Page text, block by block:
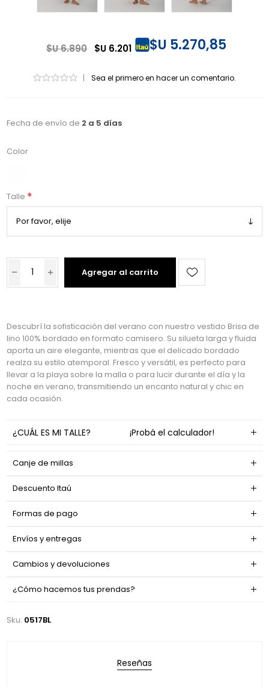
$U 6.890 $U 6.201 $U 5.270,85
| Sea el primero en hacer un comentario.
Fecha de envío de 2 a 5 días
Color
Talle *
Agregar al carrito
Descubrí la sofisticación del verano con nuestro vestido Brisa de
lino 100% bordado en formato camisero. Su silueta larga y fluida
aporta un aire elegante, mientras que el delicado bordado
realza su estilo atemporal. Fresco y versátil, es perfecto para
llevar a la playa sobre la malla o para lucir durante el día y la
noche en verano, transmitiendo un encanto natural y chic en
cada ocasión.
¿CUÁL ES MI TALLE? ¡Probá el calculador!
Canje de millas
Descuento Itaú
Formas de pago
Envíos y entregas
Cambios y devoluciones
¿Cómo hacemos tus prendas?
Sku: 0517BL
Reseñas